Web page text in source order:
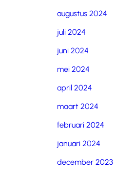
augustus 2024
juli 2024
juni 2024
mei 2024
april 2024
maart 2024
februari 2024
januari 2024
december 2023